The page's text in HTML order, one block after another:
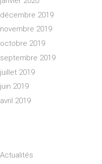
décembre 2019
novembre 2019
octobre 2019
septembre 2019
juillet 2019
juin 2019
avril 2019
Actualités